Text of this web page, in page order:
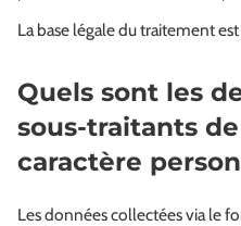
La base légale du traitement
Quels sont les
sous-traitants
caractère
Les données collectées via le